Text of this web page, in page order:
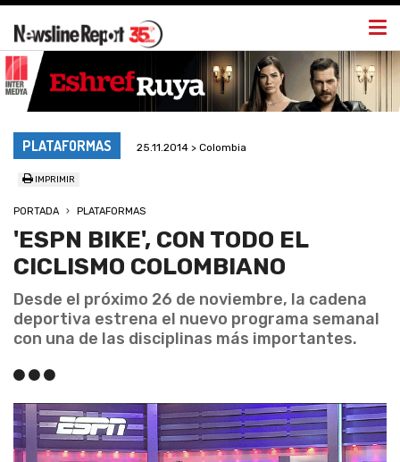
PLATAFORMAS 25.11.2014 > Colombia
IMPRIMIR
PORTADA PLATAFORMAS
'ESPN BIKE', CON TODO EL
CICLISMO COLOMBIANO
Desde el próximo 26 de noviembre, la cadena
deportiva estrena el nuevo programa semanal
con una de las disciplinas más importantes.